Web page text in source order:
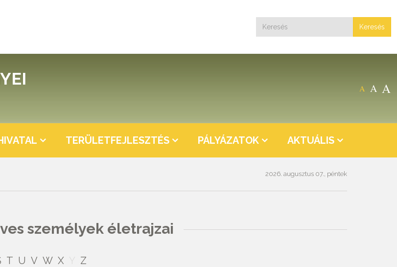
Keresés
A A A
TERÜLETFEJLESZTÉS PÁLYÁZATOK AKTUÁLIS
2026. augusztus 07., péntek
személyek életrajzai
T U V W X Z